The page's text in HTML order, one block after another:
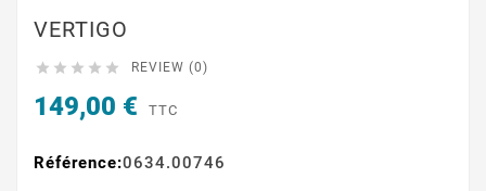
VERTIGO
     REVIEW (0)
149,00 € TTC
Référence:0634.00746